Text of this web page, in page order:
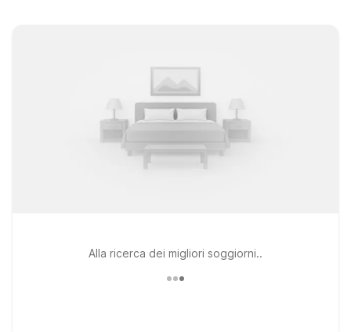
Alla ricerca dei migliori soggiorni..